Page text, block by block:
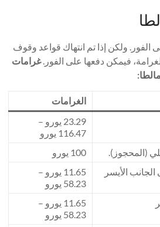
الفور. ولكن إذا تم انتهاك قواعد وقوف
فيمكن دفعها على الفور.غرامات
الغرامات
23.29 يورو –
116.47 يورو
(المحجوز).
100 يورو
الأيسر
11.65 يورو –
58.23 يورو
11.65 يورو –
58.23 يورو